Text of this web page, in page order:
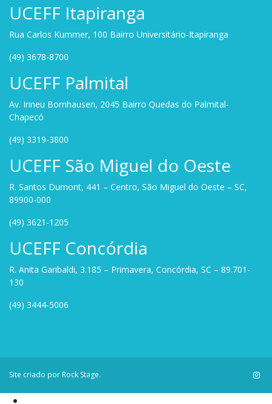
UCEFF Itapiranga
Rua Carlos Kummer, 100 Bairro Universitário-Itapiranga
(49) 3678-8700
UCEFF Palmital
Av. Irineu Bornhausen, 2045 Bairro Quedas do Palmital-
Chapecó
(49) 3319-3800
UCEFF São Miguel do Oeste
R. Santos Dumont, 441 – Centro, São Miguel do Oeste – SC,
89900-000
(49) 3621-1205
UCEFF Concórdia
R. Anita Garibaldi, 3.185 – Primavera, Concórdia, SC – 89.701-
130
(49) 3444-5006
Site criado por Rock Stage.